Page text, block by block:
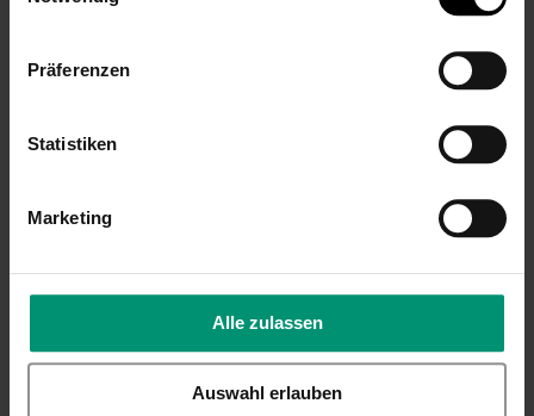
Präferenzen
Statistiken
Marketing
Alle zulassen
Auswahl erlauben
finden.
dieses Jahrzehnt Ihnen unermessliches Glück und
Erfolg bringen.
Möge Ihr 20. Lebensjahr voller positiver
Inspirierende Zitate zum 20. Geburtstag
"Das Geheimnis des Lebens ist es, siebenmal zu fallen
"Sei du selbst die Veränderung, die du dir wünschst
für diese Welt." – Mahatma Gandhi